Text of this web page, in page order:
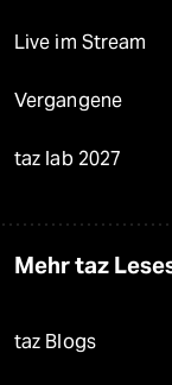
Live im Stream
Vergangene
taz lab 2027
Mehr taz
taz Blogs